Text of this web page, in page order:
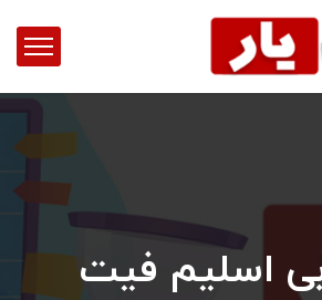
اسلیم فیت